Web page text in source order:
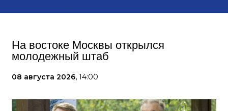
На востоке Москвы открылся
молодежный штаб
08 августа 2026, 14:00